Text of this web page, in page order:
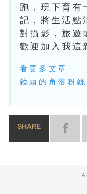
跑，現下育有
記，將生活點
對攝影，旅遊
歡迎加入我這
看更多文章
鏡頭的角落粉絲
SHARE